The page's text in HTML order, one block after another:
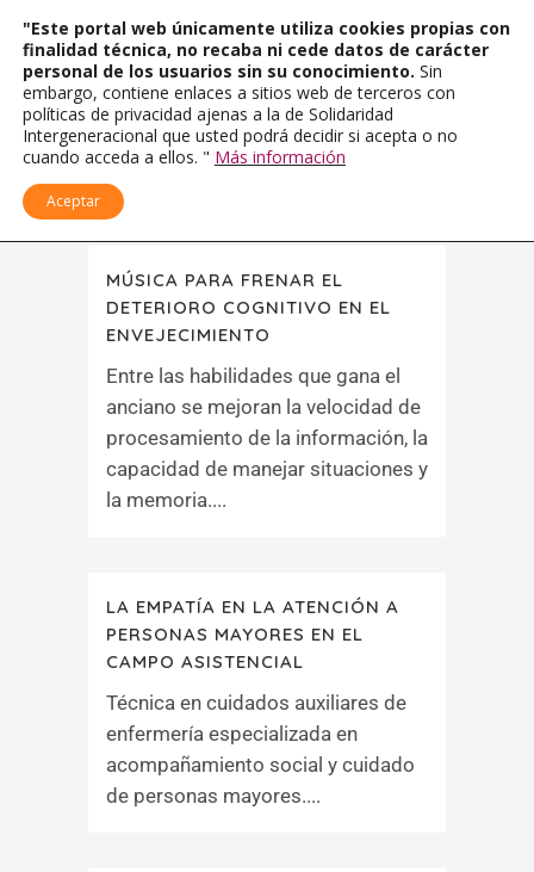
MÚSICA PARA FRENAR EL
DETERIORO COGNITIVO EN EL
ENVEJECIMIENTO
Entre las habilidades que gana el
anciano se mejoran la velocidad de
procesamiento de la información, la
capacidad de manejar situaciones y
la memoria....
LA EMPATÍA EN LA ATENCIÓN A
PERSONAS MAYORES EN EL
CAMPO ASISTENCIAL
Técnica en cuidados auxiliares de
enfermería especializada en
acompañamiento social y cuidado
de personas mayores....
"Este portal web únicamente utiliza cookies propias con
finalidad técnica, no recaba ni cede datos de carácter
personal de los usuarios sin su conocimiento. Sin
embargo, contiene enlaces a sitios web de terceros con
políticas de privacidad ajenas a la de Solidaridad
Intergeneracional que usted podrá decidir si acepta o no
cuando acceda a ellos. " Más información
Aceptar